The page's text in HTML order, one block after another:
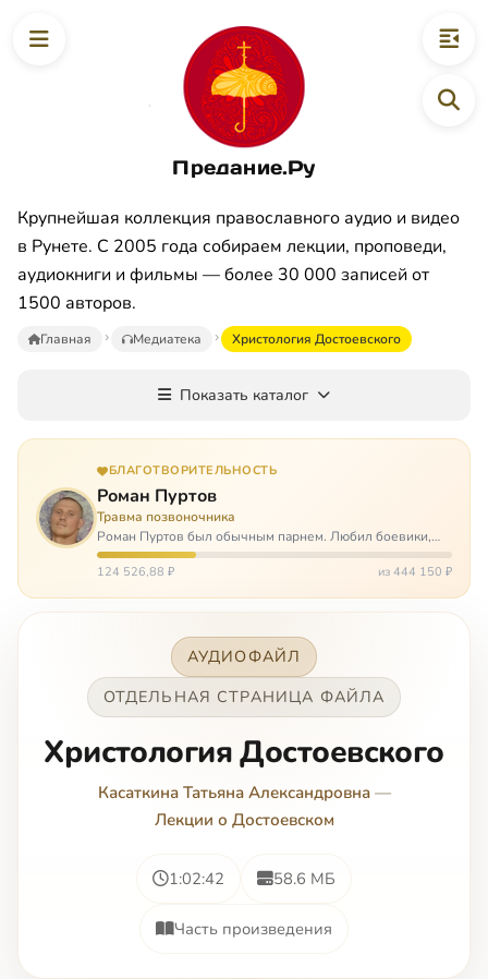
Предание.Ру
Крупнейшая коллекция православного аудио и видео
в Рунете. С 2005 года собираем лекции, проповеди,
аудиокниги и фильмы — более 30 000 записей от
1500 авторов.
Главная Медиатека Христология Достоевского
Показать каталог
БЛАГОТВОРИТЕЛЬНОСТЬ
Роман Пуртов
Травма позвоночника
Роман Пуртов был обычным парнем. Любил боевики,
хорошие автомобили, был не дурак поиграть в комп,
любил жену и обожал дочь. А потом, будучи
124 526,88 ₽ из 444 150 ₽
АУДИОФАЙЛ
ОТДЕЛЬНАЯ СТРАНИЦА ФАЙЛА
Христология Достоевского
Касаткина Татьяна Александровна—
Лекции о Достоевском
1:02:42 58.6 МБ
Часть произведения